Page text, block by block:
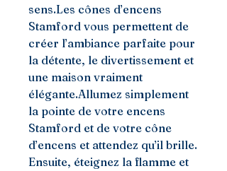
sens.Les cônes d’encens
Stamford vous permettent de
créer l’ambiance parfaite pour
la détente, le divertissement et
une maison vraiment
élégante.Allumez simplement
la pointe de votre encens
Stamford et de votre cône
d’encens et attendez qu’il brille.
Ensuite, éteignez la flamme et